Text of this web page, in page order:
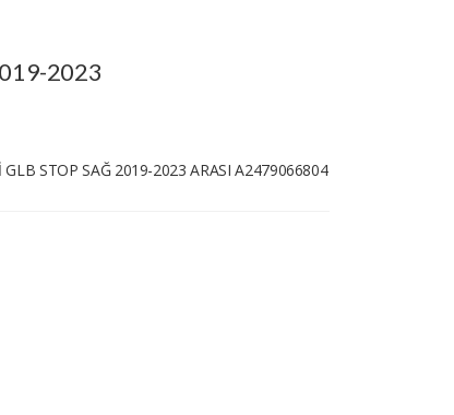
2023
GLB STOP SAĞ 2019-2023 ARASI A2479066804